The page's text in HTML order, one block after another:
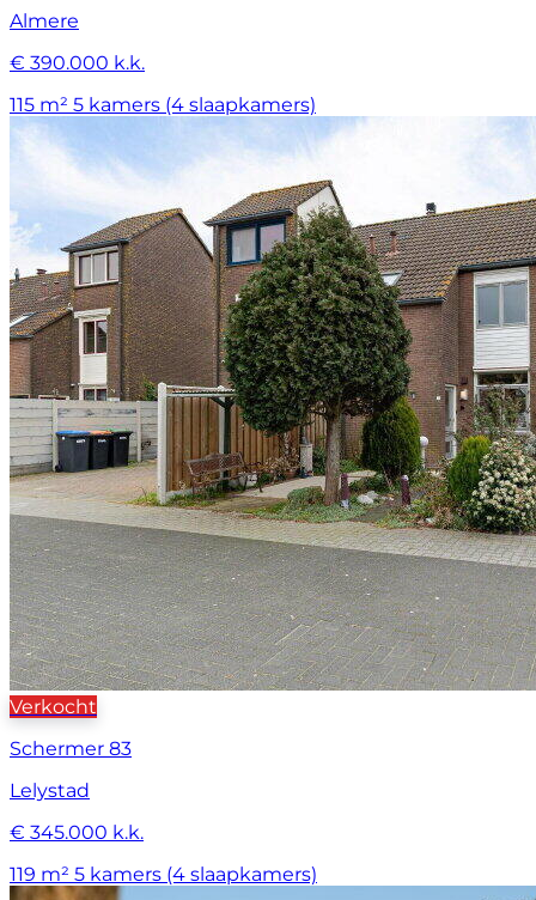
Almere
€ 390.000 k.k.
115 m² 5 kamers (4 slaapkamers)
Verkocht
Schermer 83
Lelystad
€ 345.000 k.k.
119 m² 5 kamers (4 slaapkamers)